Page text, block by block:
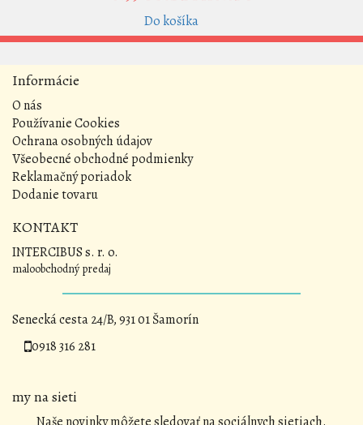
Do košíka
Informácie
O nás
Používanie Cookies
Ochrana osobných údajov
Všeobecné obchodné podmienky
Reklamačný poriadok
Dodanie tovaru
KONTAKT
INTERCIBUS s. r. o.
maloobchodný predaj
Senecká cesta 24/B, 931 01 Šamorín
0918 316 281
my na sieti